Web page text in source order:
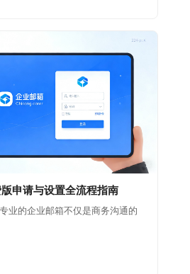
申请与设置全流程指南
业的企业邮箱不仅是商务沟通的